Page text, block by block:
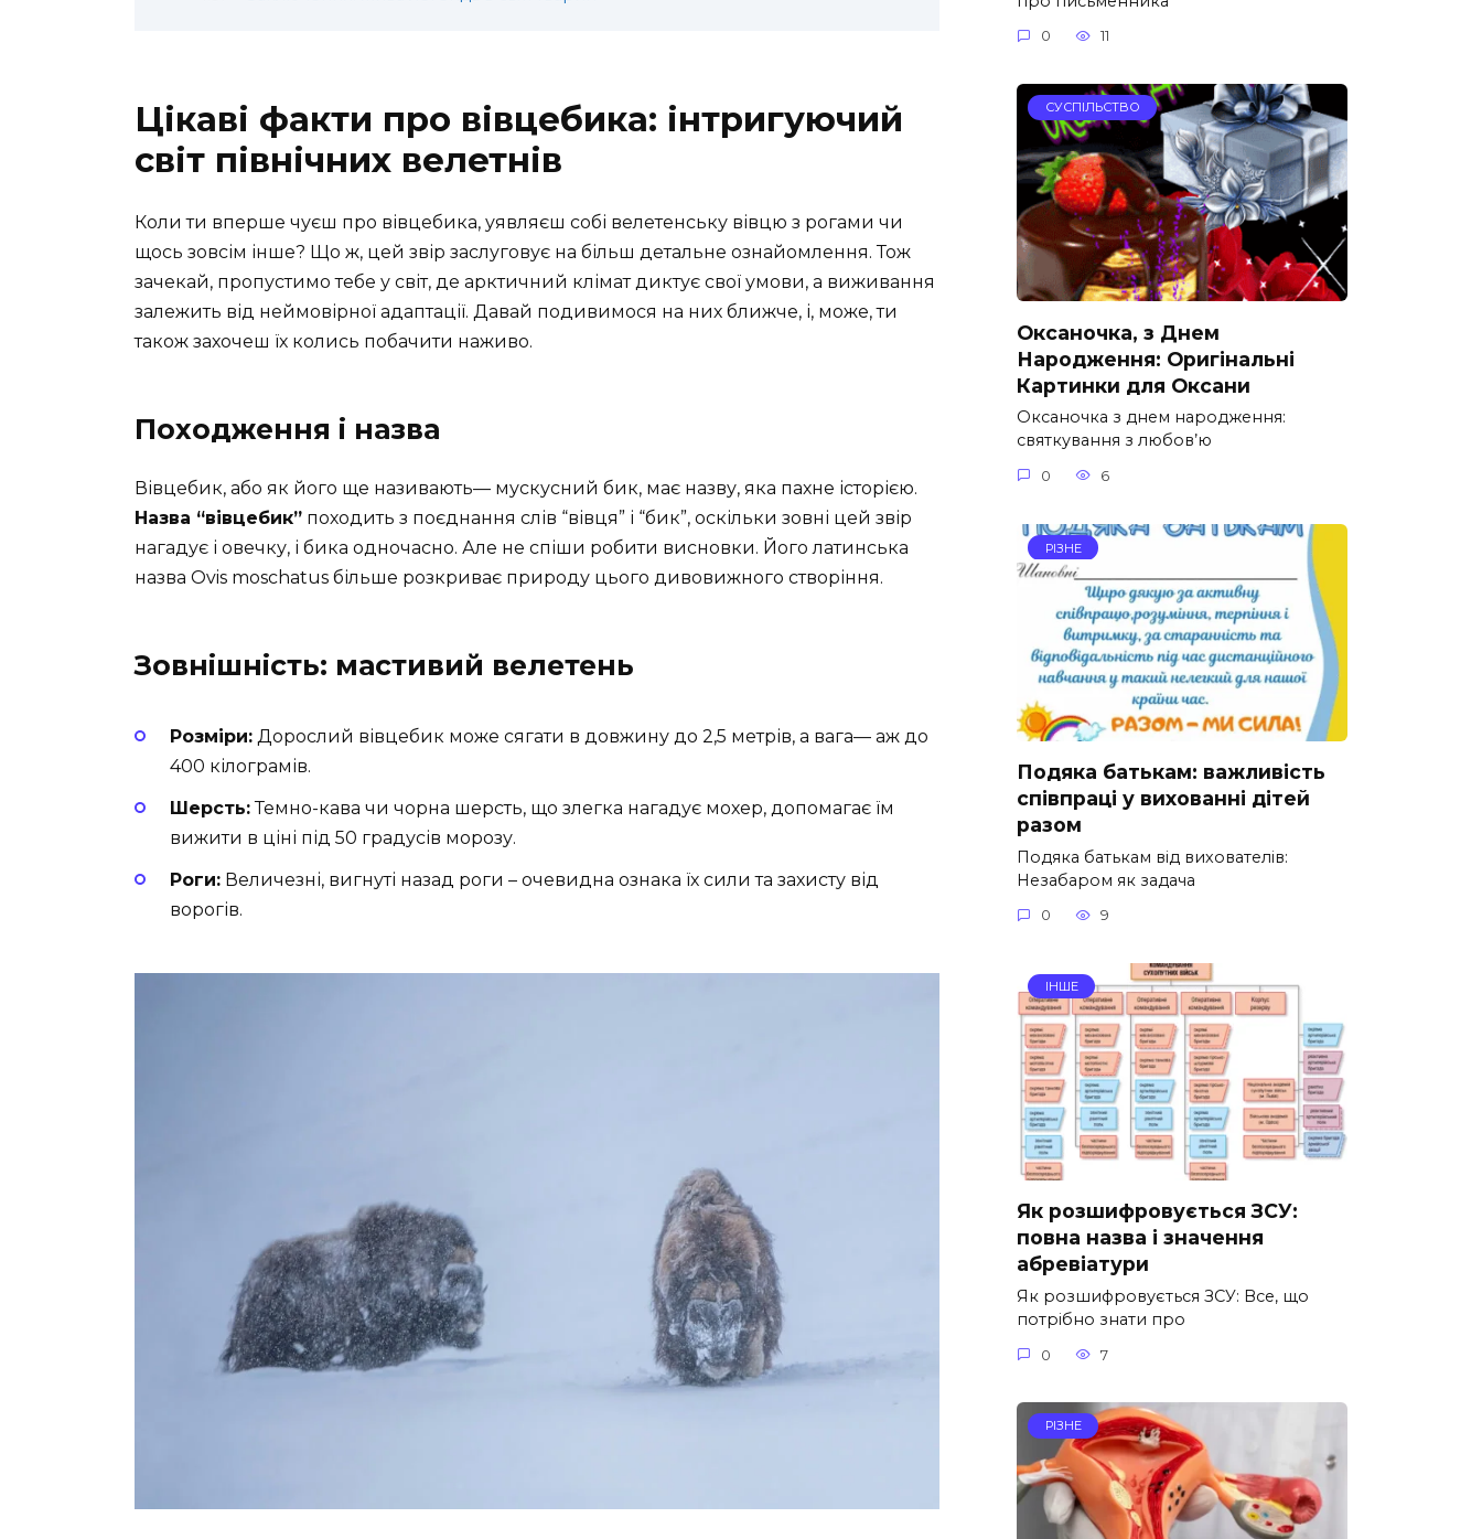
Цікаві факти про вівцебика: інтригуючий
світ північних велетнів
Коли ти вперше чуєш про вівцебика, уявляєш собі велетенську вівцю з рогами чи
щось зовсім інше? Що ж, цей звір заслуговує на більш детальне ознайомлення. Тож
зачекай, пропустимо тебе у світ, де арктичний клімат диктує свої умови, а виживання
залежить від неймовірної адаптації. Давай подивимося на них ближче, і, може, ти
також захочеш їх колись побачити наживо.
Походження і назва
Вівцебик, або як його ще називають— мускусний бик, має назву, яка пахне історією.
Назва “вівцебик” походить з поєднання слів “вівця” і “бик”, оскільки зовні цей звір
нагадує і овечку, і бика одночасно. Але не спіши робити висновки. Його латинська
назва Ovis moschatus більше розкриває природу цього дивовижного створіння.
Зовнішність: мастивий велетень
Розміри: Дорослий вівцебик може сягати в довжину до 2,5 метрів, а вага— аж до
400 кілограмів.
Шерсть:Темно-кава чи чорна шерсть, що злегка нагадує мохер, допомагає їм
вижити в ціні під 50 градусів морозу.
Роги: Величезні, вигнуті назад роги – очевидна ознака їх сили та захисту від
ворогів.
0 11
СУСПІЛЬСТВО
Оксаночка, з Днем
Народження: Оригінальні
Картинки для Оксани
Оксаночка з днем народження:
святкування з любов’ю
0 6
РІЗНЕ
Подяка батькам: важливість
співпраці у вихованні дітей
разом
Подяка батькам від вихователів:
Незабаром як задача
0 9
ІНШЕ
Як розшифровується ЗСУ:
повна назва і значення
абревіатури
Як розшифровується ЗСУ: Все, що
потрібно знати про
0 7
РІЗНЕ